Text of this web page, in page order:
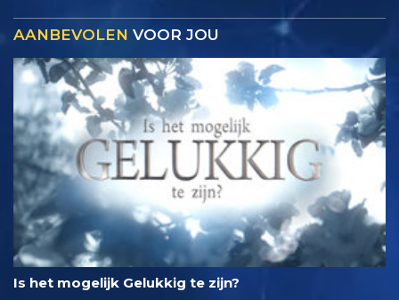
AANBEVOLEN VOOR JOU
Is het mogelijk Gelukkig te zijn?